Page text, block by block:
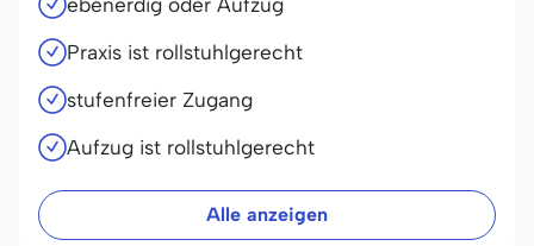
Praxis ist rollstuhlgerecht
stufenfreier Zugang
Aufzug ist rollstuhlgerecht
Alle anzeigen